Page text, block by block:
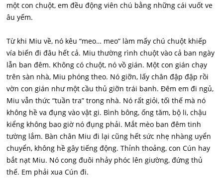
một con chuột, em đều động viên chú bằng những cái vuốt ve
âu yếm.
Từ khi Miu về, nó kêu “meo… meo” làm mấy chú chuột khiếp
vía biến đi đâu hết cả. Miu thường rình chuột vào cả ban ngày
lẫn ban đêm. Không có chuột, nó vồ gián. Một con gián chạy
trên sàn nhà, Miu phóng theo. Nó giỡn, lấy chân đập đập rồi
vờn con gián như một cầu thủ giỡn trái banh. Đêm em đi ngủ,
Miu vẫn thức “tuần tra” trong nhà. Nó rất giỏi, tối thế mà nó
không hề va đụng vào vật gi. Bình bông, ống tăm, bộ li, chậu
kiểng không bao giờ nó đụng phải. Mắt mèo ban đêm tinh
tường lắm. Bàn chân Miu đi lại cũng hết sức nhẹ nhàng uyển
chuyển, không hề gây tiếng động. Thỉnh thoảng, con Cún hay
bắt nạt Miu. Nó cong đuôi nhảy phóc lên giường, đứng thủ
thế. Em phải xua Cún đi.